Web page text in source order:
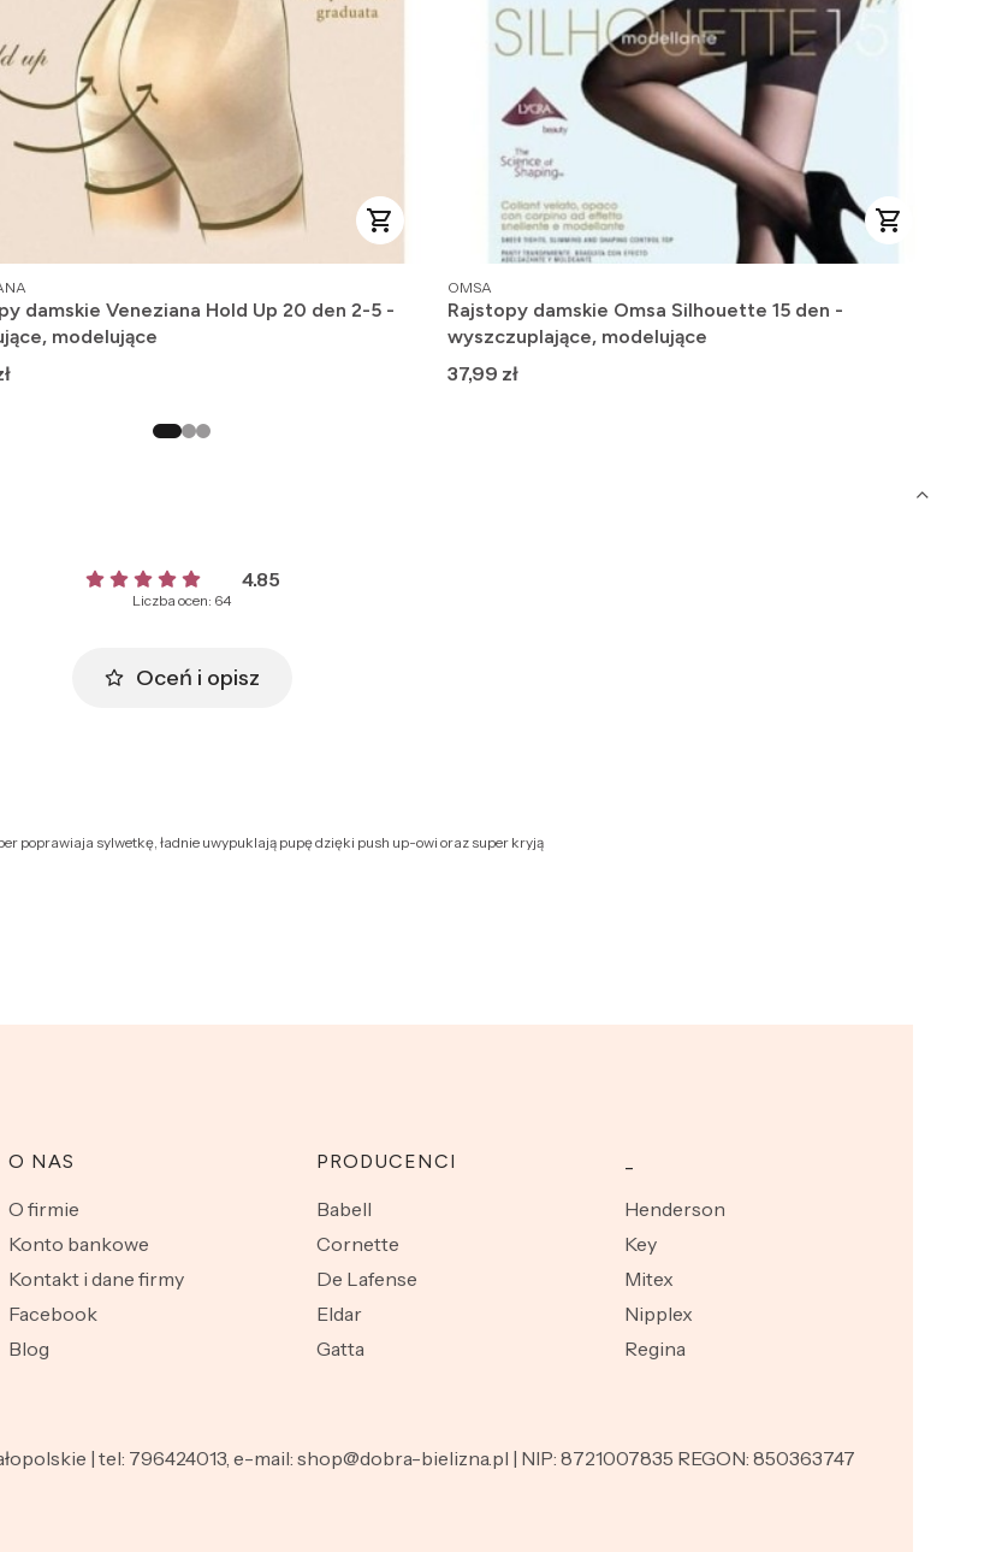
damskie Veneziana Hold Up 20 den 2-5 -
modelujące
PRODUCENT
OMSA
Rajstopy damskie Omsa Silhouette 15 den -
wyszczuplające, modelujące
Cena
37,99 zł
4.85
Liczba ocen: 64
Oceń i opisz
poprawiaja sylwetkę, ładnie uwypuklają pupę dzięki push up-owi oraz super kryją
O NAS
O firmie
Konto bankowe
Kontakt i dane firmy
Facebook
Blog
PRODUCENCI
Babell
Cornette
De Lafense
Eldar
Gatta
Henderson
Key
Mitex
Nipplex
Regina
| tel: 796424013, e-mail: shop@dobra-bielizna.pl | NIP: 8721007835 REGON: 850363747